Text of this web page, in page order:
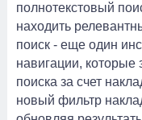
полнотекстовый
находить
поиск - еще один
навигации, которые
поиска за счет
новый фильтр